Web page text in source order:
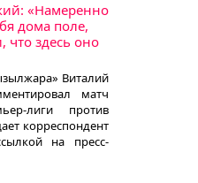
«Намеренно
дома поле,
что здесь оно
Виталий
матч
лиги против
корреспондент
на пресс-